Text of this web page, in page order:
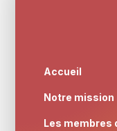
Accueil
Notre mission
Les membres